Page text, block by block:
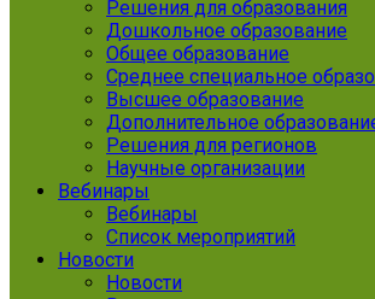
Решения для образования
Дошкольное образование
Общее образование
Среднее специальное
Высшее образование
Дополнительное
Решения для регионов
Научные организации
Вебинары
Вебинары
Список мероприятий
Новости
Новости